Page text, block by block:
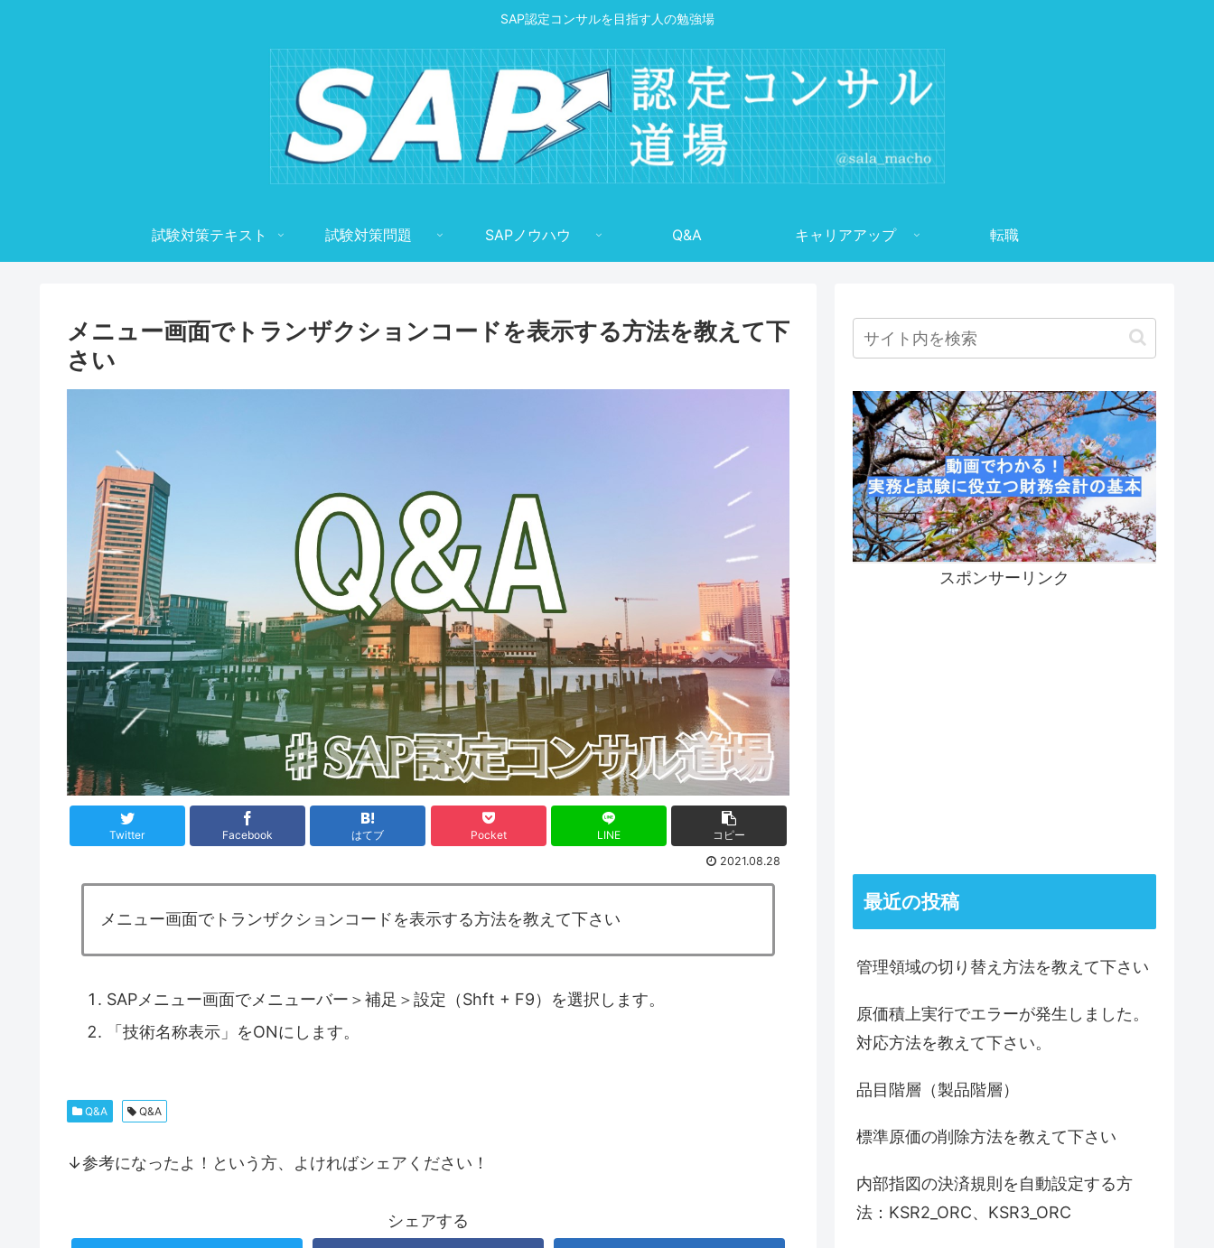
SAP認定コンサルを目指す人の勉強場
試験対策テキスト 試験対策問題 SAPノウハウ Q&A キャリアアップ 転職
メニュー画面でトランザクションコードを表示する方法を教えて下
さい
Twitter Facebook はてブ Pocket LINE
コピー
2021.08.28
メニュー画面でトランザクションコードを表示する方法を教えて下さい
SAPメニュー画面でメニューバー＞補足＞設定（Shft + F9）を選択します。
「技術名称表示」をONにします。
Q&A Q&A
↓参考になったよ！という方、よければシェアください！
シェアする
スポンサーリンク
最近の投稿
管理領域の切り替え方法を教えて下さい
原価積上実行でエラーが発生しました。
対応方法を教えて下さい。
品目階層（製品階層）
標準原価の削除方法を教えて下さい
内部指図の決済規則を自動設定する方
法：KSR2_ORC、KSR3_ORC